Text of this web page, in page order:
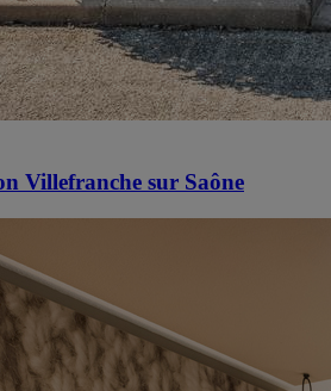
Villefranche sur Saône